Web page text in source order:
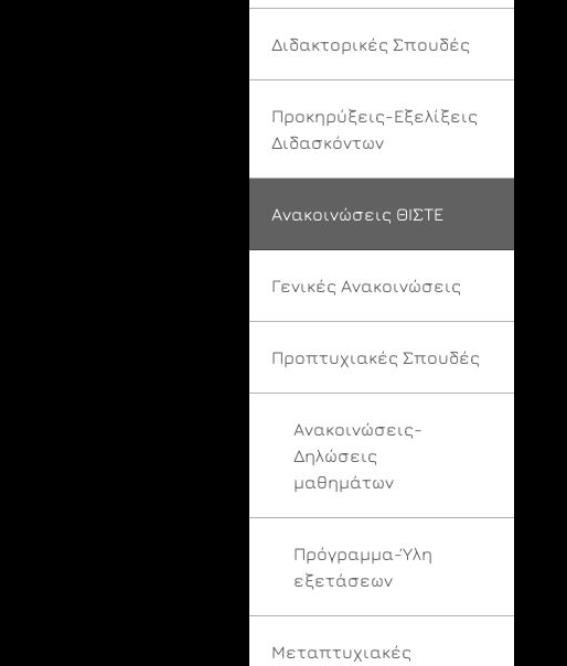
Διδακτορικές Σπουδές
Προκηρύξεις-Εξελίξεις
Διδασκόντων
Ανακοινώσεις ΘΙΣΤΕ
Γενικές Ανακοινώσεις
Προπτυχιακές Σπουδές
Ανακοινώσεις-
Δηλώσεις
μαθημάτων
Πρόγραμμα-Ύλη
εξετάσεων
Μεταπτυχιακές